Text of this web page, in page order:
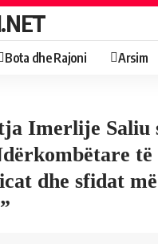
Bota dhe Rajoni Arsim
Imerlije Saliu
të
dhe sfidat